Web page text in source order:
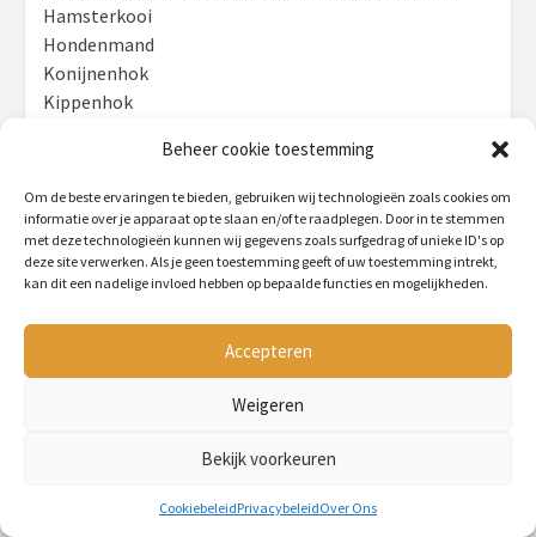
Beheer cookie toestemming
Om de beste ervaringen te bieden, gebruiken wij technologieën zoals cookies om
informatie over je apparaat op te slaan en/of te raadplegen. Door in te stemmen
met deze technologieën kunnen wij gegevens zoals surfgedrag of unieke ID's op
deze site verwerken. Als je geen toestemming geeft of uw toestemming intrekt,
kan dit een nadelige invloed hebben op bepaalde functies en mogelijkheden.
Accepteren
Weigeren
Bekijk voorkeuren
CookiebeleidPrivacybeleidOver Ons
Hamsterkooi
Hondenmand
Konijnenhok
Kippenhok
Belangrijke Pagina's
Home
Over Ons